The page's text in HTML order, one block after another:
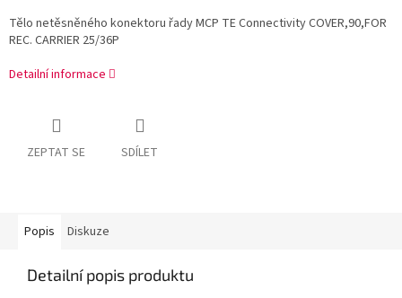
Tělo netěsněného konektoru řady MCP TE Connectivity COVER,90,FOR
REC. CARRIER 25/36P
Detailní informace
ZEPTAT SE SDÍLET
Popis Diskuze
Detailní popis produktu